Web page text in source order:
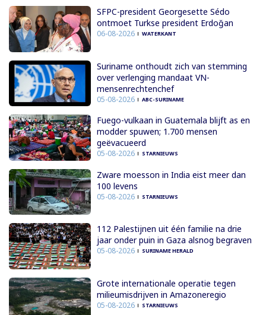
SFPC-president Georgesette Sédo
ontmoet Turkse president Erdoğan
06-08-2026 WATERKANT
Suriname onthoudt zich van stemming
over verlenging mandaat VN-
mensenrechtenchef
05-08-2026 ABC-SURINAME
Fuego-vulkaan in Guatemala blijft as en
modder spuwen; 1.700 mensen
geëvacueerd
05-08-2026 STARNIEUWS
Zware moesson in India eist meer dan
100 levens
05-08-2026 STARNIEUWS
112 Palestijnen uit één familie na drie
jaar onder puin in Gaza alsnog begraven
05-08-2026 SURINAME HERALD
Grote internationale operatie tegen
milieumisdrijven in Amazoneregio
05-08-2026 STARNIEUWS